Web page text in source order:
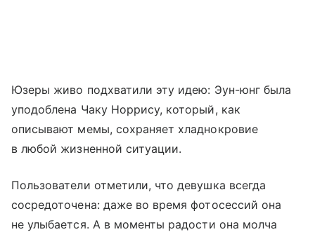
Юзеры живо подхватили эту идею: Эун-юнг была
уподоблена Чаку Норрису, который, как
описывают мемы, сохраняет хладнокровие
в любой жизненной ситуации.
Пользователи отметили, что девушка всегда
сосредоточена: даже во время фотосессий она
не улыбается. А в моменты радости она молча